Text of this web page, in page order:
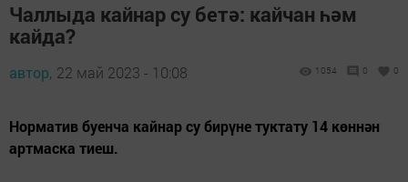
Чаллыда кайнар су бетә: кайчан һәм
кайда?
автор, 22 май 2023 - 10:08 1054 0 0
Норматив буенча кайнар су бирүне туктату 14 көннән
артмаска тиеш.